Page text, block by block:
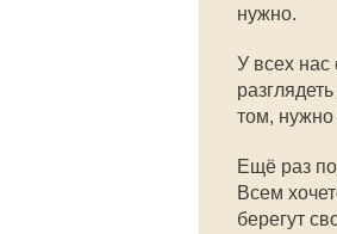
нужно.
У всех нас
том, нужно
Ещё раз
Всем
берегут